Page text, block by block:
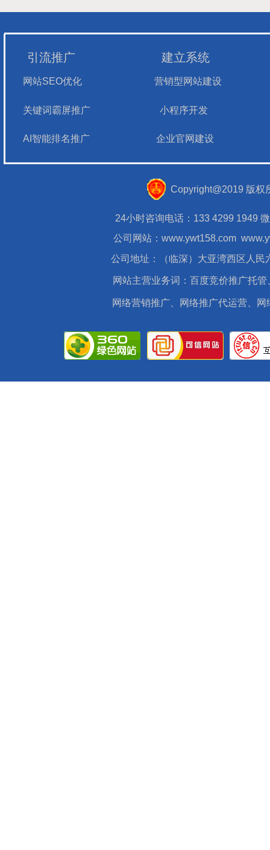
Copyright@2019 版权
24小时咨询电话：133 4299 1949
引流推广 建立系统
网站SEO优化
关键词霸屏推广
AI智能排名推广
营销型网站建设
小程序开发
企业官网建设
公司网站： www.ywt158.com
公司地址：（临深）大亚湾西区人民
网站主营业务词：百度竞价推广托
网络营销推广、网络推广代运营、